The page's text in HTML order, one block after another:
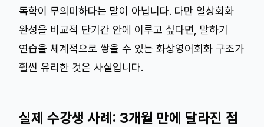
독학이 무의미하다는 말이 아닙니다. 다만 일상회화
완성을 비교적 단기간 안에 이루고 싶다면, 말하기
연습을 체계적으로 쌓을 수 있는 화상영어회화 구조가
훨씬 유리한 것은 사실입니다.
실제 수강생 사례: 3개월 만에 달라진 점